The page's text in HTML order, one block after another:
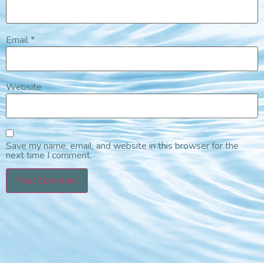
Email*
Website
Save my name, email, and website in this browser for the
next time I comment.